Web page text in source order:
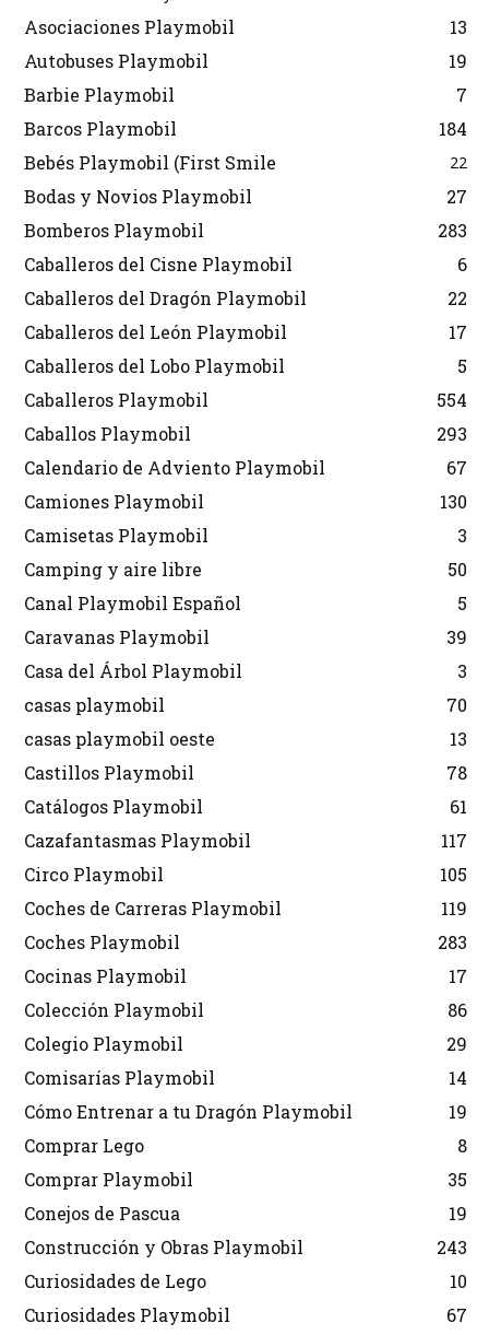
Asociaciones Playmobil
13
Autobuses Playmobil
19
Barbie Playmobil
7
Barcos Playmobil
184
Bebés Playmobil (First Smile
22
Bodas y Novios Playmobil
27
Bomberos Playmobil
283
Caballeros del Cisne Playmobil
6
Caballeros del Dragón Playmobil
22
Caballeros del León Playmobil
17
Caballeros del Lobo Playmobil
5
Caballeros Playmobil
554
Caballos Playmobil
293
Calendario de Adviento Playmobil
67
Camiones Playmobil
130
Camisetas Playmobil
3
Camping y aire libre
50
Canal Playmobil Español
5
Caravanas Playmobil
39
Casa del Árbol Playmobil
3
casas playmobil
70
casas playmobil oeste
13
Castillos Playmobil
78
Catálogos Playmobil
61
Cazafantasmas Playmobil
117
Circo Playmobil
105
Coches de Carreras Playmobil
119
Coches Playmobil
283
Cocinas Playmobil
17
Colección Playmobil
86
Colegio Playmobil
29
Comisarías Playmobil
14
Cómo Entrenar a tu Dragón Playmobil
19
Comprar Lego
8
Comprar Playmobil
35
Conejos de Pascua
19
Construcción y Obras Playmobil
243
Curiosidades de Lego
10
Curiosidades Playmobil
67